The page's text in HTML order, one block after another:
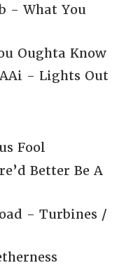
- What You
Oughta Know
- Lights Out
Fool
Better Be A
- Turbines /